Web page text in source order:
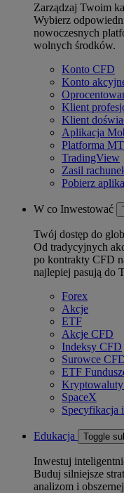
Zarządzaj Twoim
Wybierz
nowoczesnych
wolnych środków.
Konto CFD
Konto
Klient
Klient
Aplikacja
Platforma
TradingView
Zasil
Pobierz
W co Inwestować
Twój dostęp do
Od tradycyjnych
po kontrakty CFD
najlepiej pasują do
Forex
Akcje
ETF
Akcje CFD
Indeksy CFD
Surowce
ETF
SpaceX
Specyfikacja
Edukacja Toggle
Inwestuj
Buduj silniejsze
analizom i